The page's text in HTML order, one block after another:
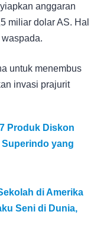
anggaran
miliar dolar AS. Hal
untuk menembus
invasi prajurit
Produk Diskon
Superindo yang
di Amerika
Seni di Dunia,